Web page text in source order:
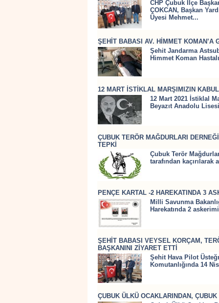
CHP Çubuk İlçe
ÇOKCAN, Başkan
Üyesi Mehmet...
ŞEHİT BABASI AV. HİMMET KOMAN’A
Şehit Jandarma
Himmet Koman
12 MART İSTİKLAL MARŞIMIZIN
12 Mart 2021 İstiklal
Beyazıt Anadolu
ÇUBUK TERÖR MAĞDURLARI
TEPKİ
Çubuk Terör
tarafından
PENÇE KARTAL -2 HAREKATINDA 3
Milli Savunma
Harekatında 2
ŞEHİT BABASI VEYSEL KORÇAM,
BAŞKANINI ZİYARET ETTİ
Şehit Hava Pilot
Komutanlığında 14
ÇUBUK ÜLKÜ OCAKLARINDAN,